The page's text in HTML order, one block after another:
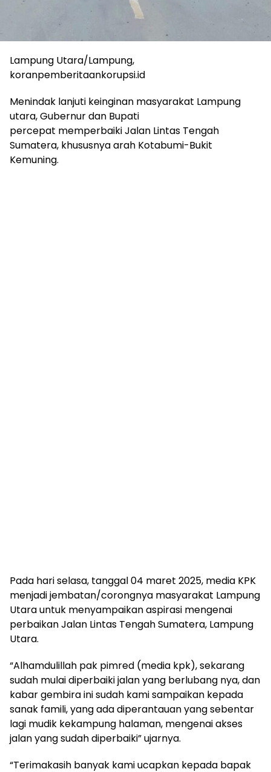
Lampung Utara/Lampung,
koranpemberitaankorupsi.id
Menindak lanjuti keinginan masyarakat Lampung
utara, Gubernur dan Bupati
percepat memperbaiki Jalan Lintas Tengah
Sumatera, khususnya arah Kotabumi-Bukit
Kemuning.
Pada hari selasa, tanggal 04 maret 2025, media KPK
menjadi jembatan/corongnya masyarakat Lampung
Utara untuk menyampaikan aspirasi mengenai
perbaikan Jalan Lintas Tengah Sumatera, Lampung
Utara.
“Alhamdulillah pak pimred (media kpk), sekarang
sudah mulai diperbaiki jalan yang berlubang nya, dan
kabar gembira ini sudah kami sampaikan kepada
sanak famili, yang ada diperantauan yang sebentar
lagi mudik kekampung halaman, mengenai akses
jalan yang sudah diperbaiki” ujarnya.
“Terimakasih banyak kami ucapkan kepada bapak